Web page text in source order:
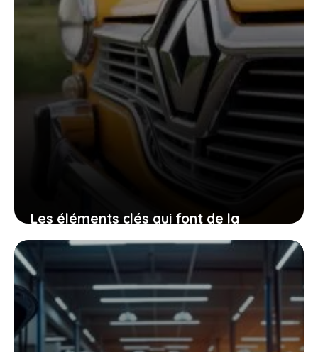
Les éléments clés qui font de la
renault 18i un modèle culte apprécié
par les passionnés d’hier et
d’aujourd’hui
1 décembre 2025